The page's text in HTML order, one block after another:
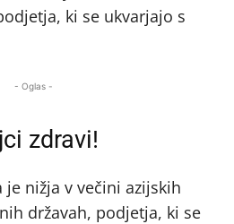
ki se ukvarjajo s
- Oglas -
zdravi!
nižja v večini azijskih
državah, podjetja, ki se